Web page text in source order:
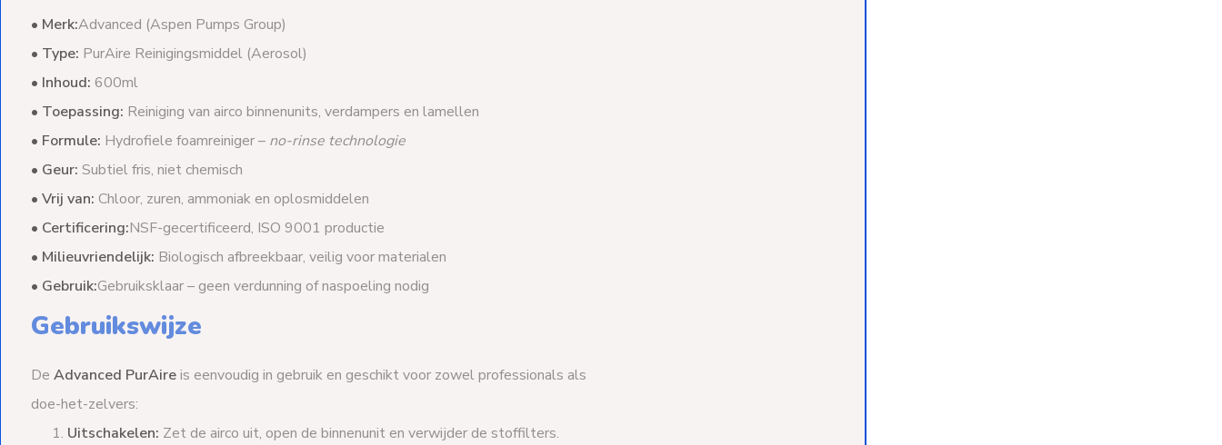
• Merk:Advanced (Aspen Pumps Group)
• Type: PurAire Reinigingsmiddel (Aerosol)
• Inhoud: 600ml
• Toepassing: Reiniging van airco binnenunits, verdampers en lamellen
• Formule: Hydrofiele foamreiniger – no-rinse technologie
• Geur: Subtiel fris, niet chemisch
• Vrij van: Chloor, zuren, ammoniak en oplosmiddelen
• Certificering:NSF-gecertificeerd, ISO 9001 productie
• Milieuvriendelijk: Biologisch afbreekbaar, veilig voor materialen
• Gebruik:Gebruiksklaar – geen verdunning of naspoeling nodig
Gebruikswijze
De Advanced PurAireis eenvoudig in gebruik en geschikt voor zowel professionals als
doe-het-zelvers:
Uitschakelen: Zet de airco uit, open de binnenunit en verwijder de stoffilters.